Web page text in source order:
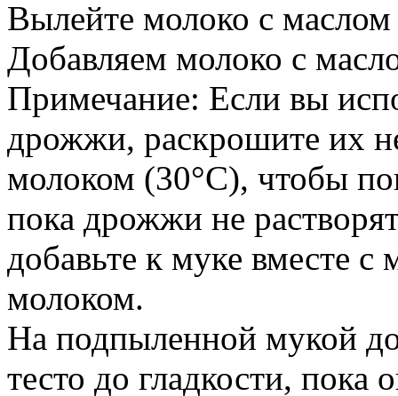
Вылейте молоко с
Добавляем молоко с
Примечание: Если вы
дрожжи, раскрошите их
молоком (30°С), чтобы
пока дрожжи не
добавьте к муке вместе
молоком.
На подпыленной мукой
тесто до гладкости, пока